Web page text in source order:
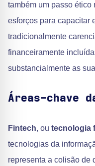
também um passo
esforços para capacitar
tradicionalmente
financeiramente
substancialmente as
Áreas-chave
Fintech, ou tecnologia
tecnologias da
representa a colisão de